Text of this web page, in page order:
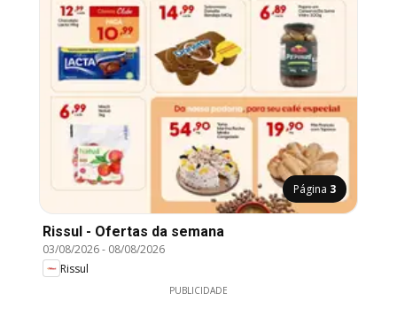
Página 3
Rissul - Ofertas da semana
03/08/2026- 08/08/2026
Rissul
PUBLICIDADE